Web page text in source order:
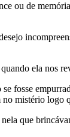
ou de
ela nos
fosse
mistério logo
que